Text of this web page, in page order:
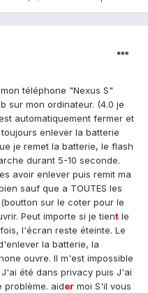
téléphone "Nexus S"
sur mon ordinateur. (4.0 je
automatiquement fermer et
enlever la batterie
je remet la batterie, le flash
durant 5-10 seconde.
avoir enlever puis remit ma
sauf que a TOUTES les
sur le coter pour le
Peut importe si je tient le
l'écran reste éteinte. Le
la batterie, la
ouvre. Il m'est impossible
été dans privacy puis J'ai
problème. aider moi S'il vous